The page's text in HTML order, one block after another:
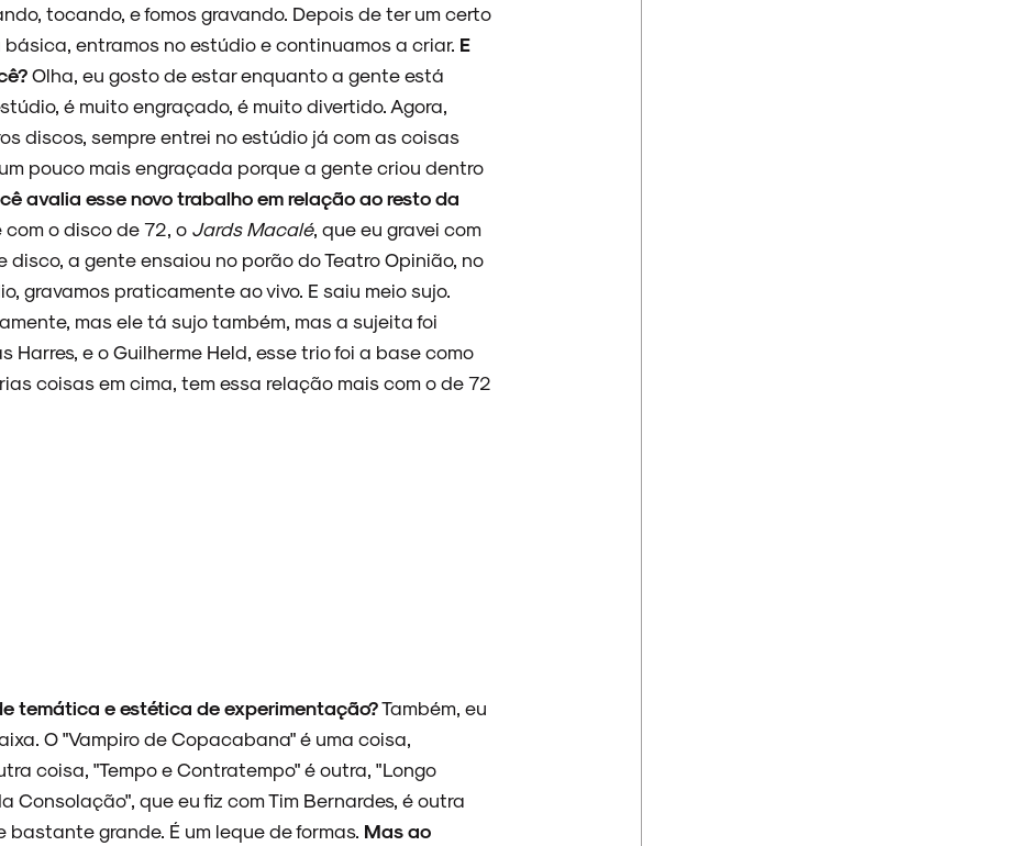
tocando, e fomos gravando. Depois de ter um certo
entramos no estúdio e continuamos a criar. E
Olha, eu gosto de estar enquanto a gente está
é muito engraçado, é muito divertido. Agora,
discos, sempre entrei no estúdio já com as coisas
pouco mais engraçada porque a gente criou dentro
avalia esse novo trabalho em relação ao resto da
o disco de 72, o Jards Macalé, que eu gravei com
disco, a gente ensaiou no porão do Teatro Opinião, no
gravamos praticamente ao vivo. E saiu meio sujo.
mas ele tá sujo também, mas a sujeita foi
Harres, e o Guilherme Held, esse trio foi a base como
coisas em cima, tem essa relação mais com o de 72
temática e estética de experimentação?Também, eu
O "Vampiro de Copacabana" é uma coisa,
coisa, "Tempo e Contratempo" é outra, "Longo
Consolação", que eu fiz com Tim Bernardes, é outra
grande. É um leque de formas. Mas ao